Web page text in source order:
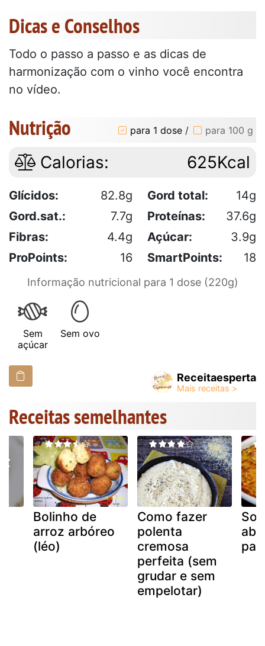
Dicas e Conselhos
Todo o passo a passo e as dicas de
harmonização com o vinho você encontra
no vídeo.
Nutrição para 1 dose / para 100 g
Calorias: 625Kcal
Glícidos: 82.8g Gord total:
14g
Gord.sat.:
7.7g Proteínas:
37.6g
Fibras:
4.4g Açúcar:
3.9g
ProPoints:
16 SmartPoints: 18
Informação nutricional para 1 dose (220g)
Sem
açúcar
Sem ovo
Receitaesperta
Receitas semelhantes
Bolinho de
arroz arbóreo
(léo)
Como fazer
polenta
cremosa
perfeita (sem
grudar e sem
empelotar)